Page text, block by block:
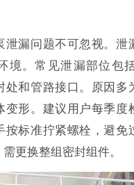
泄漏问题不可忽视。泄
境。常见泄漏部位包
处和管路接口。原因多
变形。建议用户每季度
按标准拧紧螺栓，避免
更换整组密封组件。